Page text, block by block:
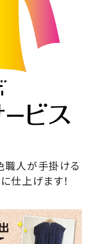
職人が手掛ける
仕上げます！